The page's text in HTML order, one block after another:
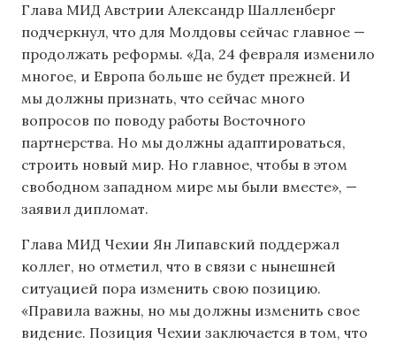
Глава МИД Австрии Александр Шалленберг
подчеркнул, что для Молдовы сейчас главное —
продолжать реформы. «Да, 24 февраля изменило
многое, и Европа больше не будет прежней. И
мы должны признать, что сейчас много
вопросов по поводу работы Восточного
партнерства. Но мы должны адаптироваться,
строить новый мир. Но главное, чтобы в этом
свободном западном мире мы были вместе», —
заявил дипломат.
Глава МИД Чехии Ян Липавский поддержал
коллег, но отметил, что в связи с нынешней
ситуацией пора изменить свою позицию.
«Правила важны, но мы должны изменить свое
видение. Позиция Чехии заключается в том, что